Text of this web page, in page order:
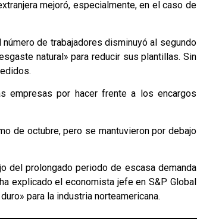
mejoró, especialmente, en el caso de
de trabajadores disminuyó al segundo
natural» para reducir sus plantillas. Sin
empresas por hacer frente a los encargos
de octubre, pero se mantuvieron por debajo
del prolongado periodo de escasa demanda
explicado el economista jefe en S&P Global
para la industria norteamericana.